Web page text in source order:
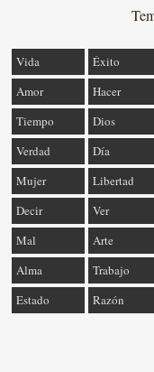
Vida Éxito
Amor
Hacer
Tiempo
Dios
Verdad
Día
Mujer
Libertad
Decir
Ver
Mal
Arte
Alma
Trabajo
Estado
Razón